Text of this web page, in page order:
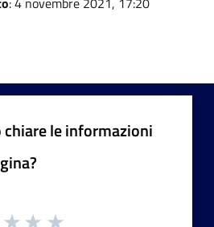
chiare le informazioni